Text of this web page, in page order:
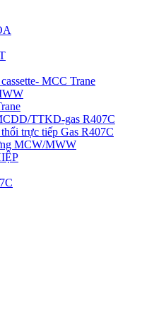
MCC Trane
TTKD-gas R407C
trực tiếp Gas R407C
MCW/MWW